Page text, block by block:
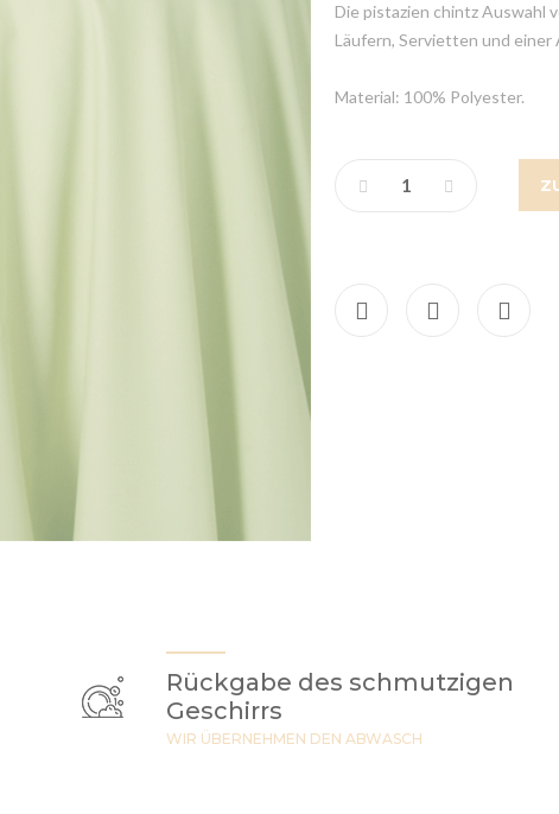
Die pistazien chintz Auswahl
Läufern, Servietten und
Material: 100% Polyester.
Rückgabe des schmutzigen
Geschirrs
WIR ÜBERNEHMEN DEN ABWASCH